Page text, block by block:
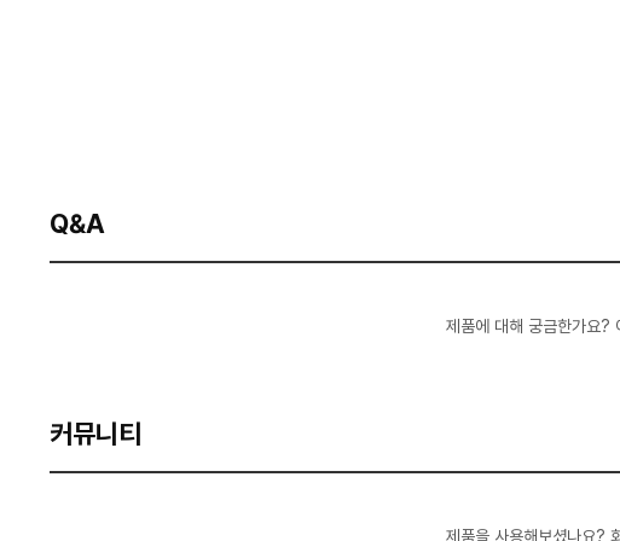
Q&A
제품에 대해 궁금한가요?
커뮤니티
제품을 사용해보셨나요?